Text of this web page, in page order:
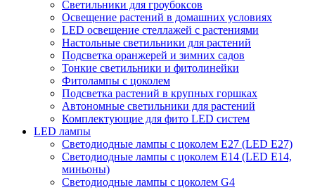
Светильники для гроубоксов
Освещение растений в домашних условиях
LED освещение стеллажей с растениями
Настольные светильники для растений
Подсветка оранжерей и зимних садов
Тонкие светильники и фитолинейки
Фитолампы с цоколем
Подсветка растений в крупных горшках
Автономные светильники для растений
Комплектующие для фито LED систем
LED лампы
Светодиодные лампы с цоколем Е27 (LED E27)
Светодиодные лампы с цоколем Е14 (LED E14,
миньоны)
Светодиодные лампы с цоколем G4